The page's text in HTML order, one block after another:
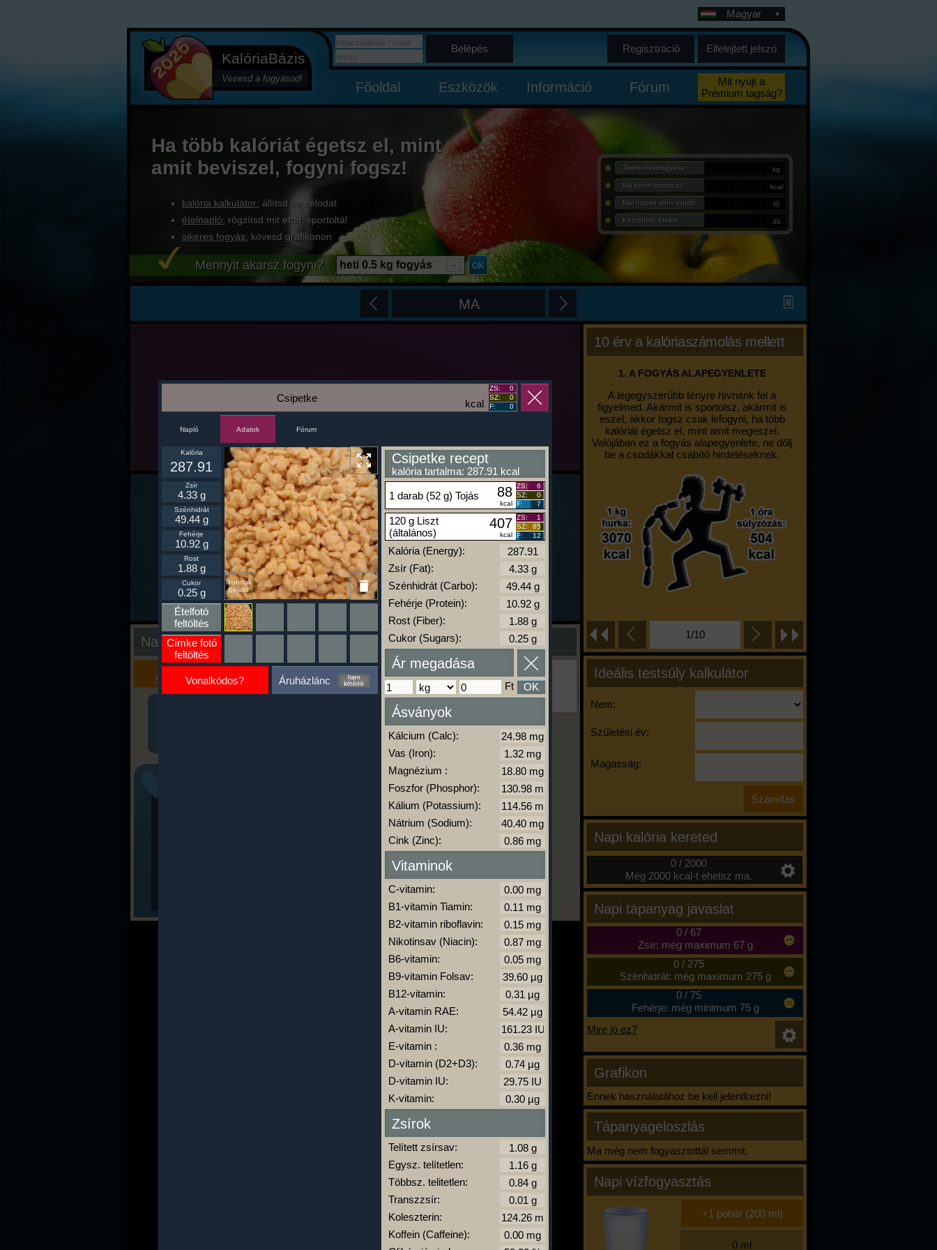
KalóriaBázis
Vezesd a fogyásod!
Magyar
Belépés Regisztráció Elfelejtett jelszó
Főoldal Eszközök Információ Fórum
Mit nyújt a
Prémium tagság?
Ha több kalóriát égetsz el, mint
amit beviszel, fogyni fogsz!
kalória kalkulátor: állítsd be célodat
ételnapló: rögzítsd mit ettél, sportoltál
sikeres fogyás: kövesd grafikonon
Tagok összfogyása: kg
Ma bevitt összkcal: kcal
Mai napon aktív tagok: fő
Kereshető ételek: db
Mennyit akarsz fogyni? heti 0.5 kg fogyás
MA
10 érv a kalóriaszámolás mellett
1. A FOGYÁS ALAPEGYENLETE
A legegyszerűbb tényre hívnánk fel a
figyelmed. Akármit is sportolsz, akármit is
eszel, akkor fogsz csak lefogyni, ha több
kalóriát égetsz el, mint amit megeszel.
Valójában ez a fogyás alapegyenlete, ne dőlj
be a csodákkal csábító hirdetéseknek.
1/10
Ideális testsúly kalkulátor
Nem:
Születési év:
Magasság:
Napi kalória kereted
0 / 2000
Még 2000 kcal-t ehetsz ma.
Napi tápanyag javaslat
0/ 67
Zsír: még maximum 67 g
0/ 275
Szénhidrát: még maximum 275 g
0/ 75
Fehérje: még minimum 75 g
Mire jó ez?
Grafikon
Ennek használatához be kell jelentkezni!
Tápanyageloszlás
Ma még nem fogyasztottál semmit.
Napi vízfogyasztás
Nap kiértékelése
Kalória
Szimulátor
Szöveges
Értékelés
Ha ma már nem eszel/sportolsz többet,
kattints a kiértékelésre!
A Kalória Szimulátor Prémium funkció.
kalóriabázis.hu
kcal
Csipetke
ZS:
0
SZ:
0
F:
0
Napló Adatok Fórum
Ikonnak
beállít
Kalória
287.91
Zsír
4.33 g
Szénhidrát
49.44 g
Fehérje
10.92 g
Rost
1.88 g
Cukor
0.25 g
Ételfotó
feltöltés
Címke fotó
feltöltés
Vonalkódos? Áruházlánc
Csipetke recept
kalória tartalma: 287.91 kcal
1 darab (52 g) Tojás 88
kcal
ZS:
6
SZ:
0
F:
7
120 g Liszt
(általános)
407
kcal
ZS:
1
SZ:
85
F:
12
Kalória (Energy):
Zsír (Fat):
Szénhidrát (Carbo):
Fehérje (Protein):
Rost (Fiber):
Cukor (Sugars):
Ár megadása
Ft OK
Ásványok
Kálcium (Calc):
Vas (Iron):
Magnézium :
Foszfor (Phosphor):
Kálium (Potassium):
Nátrium (Sodium):
Cink (Zinc):
Vitaminok
C-vitamin:
B1-vitamin Tiamin:
B2-vitamin riboflavin:
Nikotinsav (Niacin):
B6-vitamin:
B9-vitamin Folsav:
B12-vitamin:
A-vitamin RAE:
A-vitamin IU:
E-vitamin :
D-vitamin (D2+D3):
D-vitamin IU:
K-vitamin:
Zsírok
Telített zsírsav:
Egysz. telítetlen:
Többsz. telitetlen:
Transzzsír:
Koleszterin:
Koffein (Caffeine):